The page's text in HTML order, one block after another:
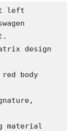
left
design
body
material